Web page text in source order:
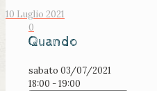
10 Luglio 2021
0
Quando
sabato 03/07/2021
18:00 - 19:00